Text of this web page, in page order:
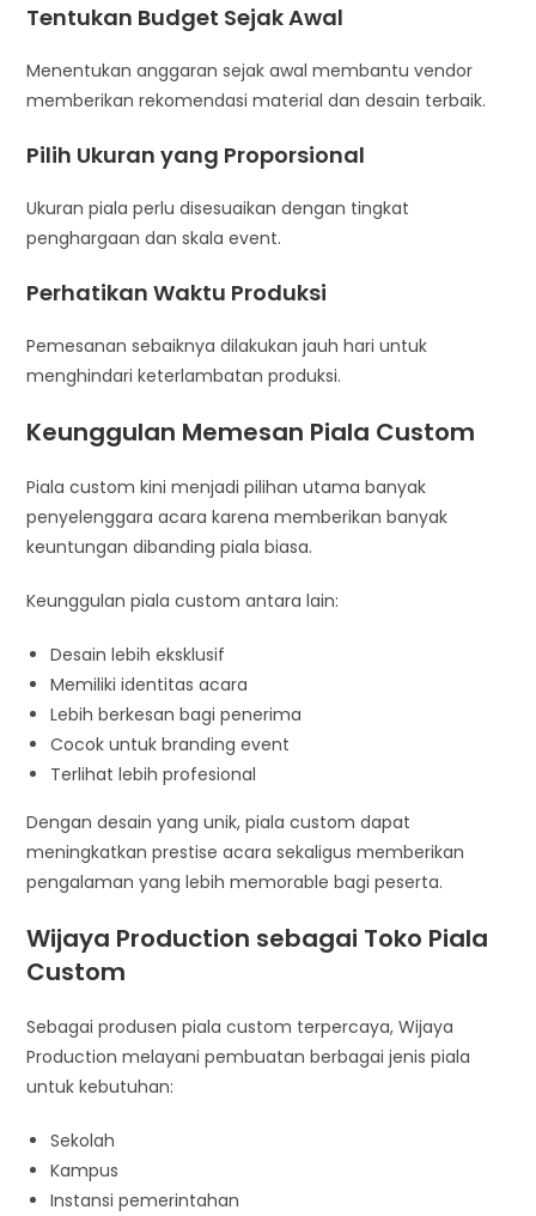
Tentukan Budget Sejak Awal
Menentukan anggaran sejak awal membantu vendor
memberikan rekomendasi material dan desain terbaik.
Pilih Ukuran yang Proporsional
Ukuran piala perlu disesuaikan dengan tingkat
penghargaan dan skala event.
Perhatikan Waktu Produksi
Pemesanan sebaiknya dilakukan jauh hari untuk
menghindari keterlambatan produksi.
Keunggulan Memesan Piala Custom
Piala custom kini menjadi pilihan utama banyak
penyelenggara acara karena memberikan banyak
keuntungan dibanding piala biasa.
Keunggulan piala custom antara lain:
Desain lebih eksklusif
Memiliki identitas acara
Lebih berkesan bagi penerima
Cocok untuk branding event
Terlihat lebih profesional
Dengan desain yang unik, piala custom dapat
meningkatkan prestise acara sekaligus memberikan
pengalaman yang lebih memorable bagi peserta.
Wijaya Production sebagai Toko Piala
Custom
Sebagai produsen piala custom terpercaya, Wijaya
Production melayani pembuatan berbagai jenis piala
untuk kebutuhan:
Sekolah
Kampus
Instansi pemerintahan